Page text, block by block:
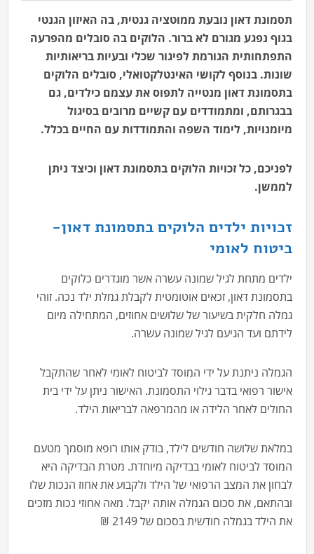
תסמונת דאון נובעת ממוטציה גנטית, בה האיזון הגנטי
בגוף נפגע מגורם לא ברור. הלוקים בה סובלים מהפרעה
התפתחותית הגורמת לפיגור שכלי ובעיות בריאותיות
שונות. בנוסף לקושי האינטלקטואלי, סובלים הלוקים
בתסמונת דאון מנטייה לתפוס את עצמם כילדים, גם
בבגרותם, ומתמודדים עם קשיים מרובים בסיגול
מיומנויות, לימוד השפה והתמודדות עם החיים בכלל.
לפניכם, כל זכויות הלוקים בתסמונת דאון וכיצד ניתן
לממשן.
זכויות ילדים הלוקים בתסמונת דאון-
ביטוח לאומי
ילדים מתחת לגיל שמונה עשרה אשר מוגדרים כלוקים
בתסמונת דאון, זכאים אוטומטית לקבלת גמלת ילד נכה. זוהי
גמלה חלקית בשיעור של שלושים אחוזים, המתחילה מיום
לידתם ועד הגיעם לגיל שמונה עשרה.
הגמלה ניתנת על ידי המוסד לביטוח לאומי לאחר שהתקבל
אישור רפואי בדבר גילוי התסמונת. האישור ניתן על ידי בית
החולים לאחר הלידה או מהמרפאה לבריאות הילד.
במלאת שלושה חודשים לילד, בודק אותו רופא מוסמך מטעם
המוסד לביטוח לאומי בבדיקה מיוחדת. מטרת הבדיקה היא
לבחון את המצב הרפואי של הילד ולקבוע את אחוז הנכות שלו
ובהתאם, את סכום הגמלה אותה יקבל. מאה אחוזי נכות מזכים
את הילד בגמלה חודשית בסכום של 2149 ₪